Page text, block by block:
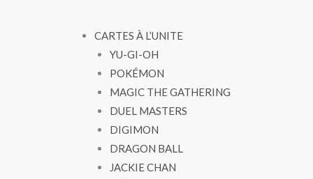
CARTES À L’UNITE
YU-GI-OH
POKÉMON
MAGIC THE GATHERING
DUEL MASTERS
DIGIMON
DRAGON BALL
JACKIE CHAN